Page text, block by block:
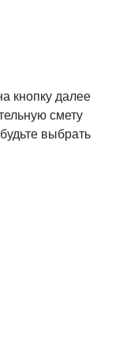
кнопку далее
смету
выбрать